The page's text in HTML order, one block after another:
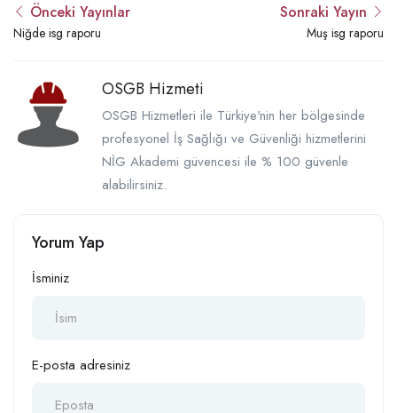
Önceki Yayınlar
Niğde isg raporu
Sonraki Yayın
Muş isg raporu
OSGB Hizmeti
OSGB Hizmetleri ile Türkiye'nin her bölgesinde
profesyonel İş Sağlığı ve Güvenliği hizmetlerini
NİG Akademi güvencesi ile % 100 güvenle
alabilirsiniz.
Yorum Yap
İsminiz
E-posta adresiniz